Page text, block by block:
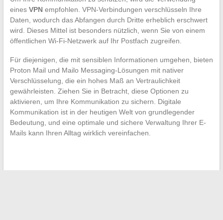
eines VPNempfohlen. VPN-Verbindungen verschlüsseln Ihre
Daten, wodurch das Abfangen durch Dritte erheblich erschwert
wird. Dieses Mittel ist besonders nützlich, wenn Sie von einem
öffentlichen Wi-Fi-Netzwerk auf Ihr Postfach zugreifen.
Für diejenigen, die mit sensiblen Informationen umgehen, bieten
Proton Mail und Mailo Messaging-Lösungen mit nativer
Verschlüsselung, die ein hohes Maß an Vertraulichkeit
gewährleisten. Ziehen Sie in Betracht, diese Optionen zu
aktivieren, um Ihre Kommunikation zu sichern. Digitale
Kommunikation ist in der heutigen Welt von grundlegender
Bedeutung, und eine optimale und sichere Verwaltung Ihrer E-
Mails kann Ihren Alltag wirklich vereinfachen.